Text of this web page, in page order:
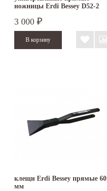
ножницы Erdi Bessey D52-2
3 000 ₽
клещи Erdi Bessey прямые 60
мм